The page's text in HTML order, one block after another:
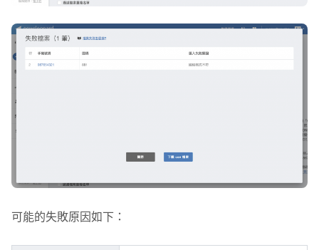
可能的失敗原因如下：